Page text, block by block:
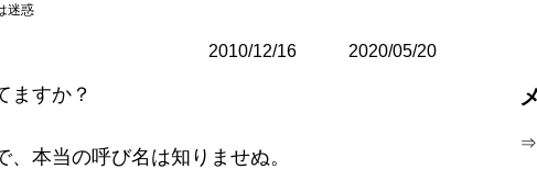
迷惑
2010/12/16
最
2020/05/20
ますか？
本当の呼び名は知りませぬ。